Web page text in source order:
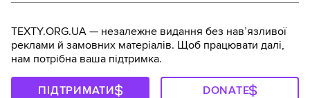
TEXTY.ORG.UA — незалежне видання без навʼязливої
реклами й замовних матеріалів. Щоб працювати далі,
нам потрібна ваша підтримка.
ПІДТРИМАТИ DONATE